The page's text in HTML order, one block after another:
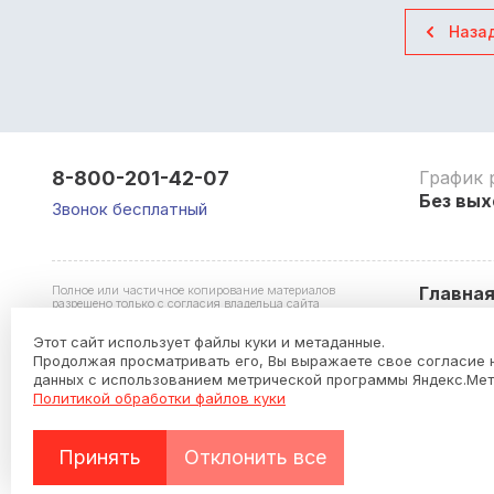
8-800-201-42-07
Звонок бесплатный
График
Без
Полное или частичное копирование материалов
разрешено только с согласия владельца сайта
Главная
Hardware Store
Политика конфиденциальности
Этот сайт использует файлы куки и метаданные.
Продолжая просматривать его, Вы выражаете свое согласие
данных с использованием метрической программы
Политикой обработки файлов куки
Принять Отклонить все